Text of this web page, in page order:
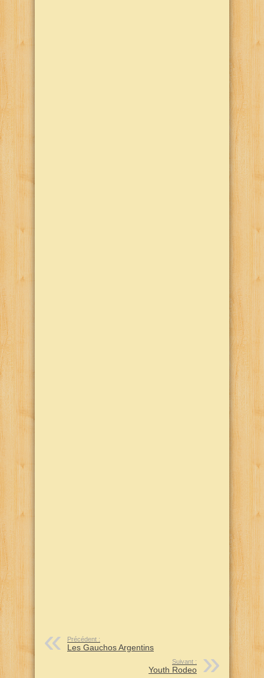
Précédent :
Les Gauchos Argentins
Suivant :
Youth Rodeo